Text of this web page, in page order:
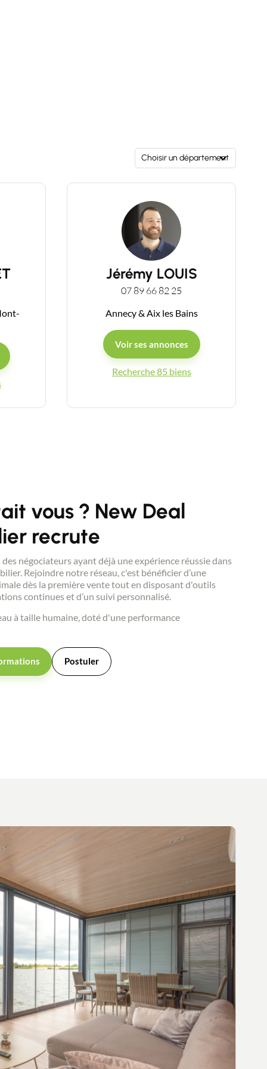
www.georisques.gouv.fr
Choisir un département
Jérémy LOUIS
07 89 66 82 25
Annecy & Aix les Bains
Voir ses annonces
Recherche 85 biens
vous ? New Deal
recrute
négociateurs ayant déjà une expérience réussie dans
Rejoindre notre réseau, c'est bénéficier d’une
dès la première vente tout en disposant d'outils
continues et d’un suivi personnalisé.
à taille humaine, doté d'une performance
Postuler